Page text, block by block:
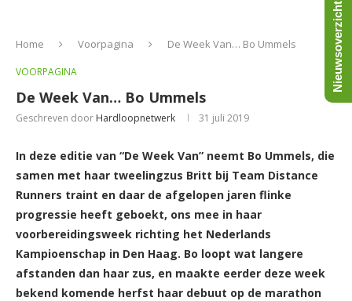
Home Voorpagina De Week Van… Bo Ummels
VOORPAGINA
De Week Van… Bo Ummels
Geschreven door Hardloopnetwerk 31 juli 2019
In deze editie van “De Week Van” neemt Bo Ummels, die
samen met haar tweelingzus Britt bij Team Distance
Runners traint en daar de afgelopen jaren flinke
progressie heeft geboekt, ons mee in haar
voorbereidingsweek richting het Nederlands
Kampioenschap in Den Haag. Bo loopt wat langere
afstanden dan haar zus, en maakte eerder deze week
bekend komende herfst haar debuut op de marathon
Nieuwsoverzicht